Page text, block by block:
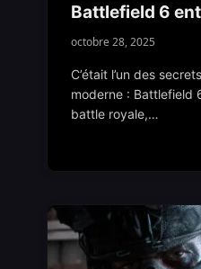
Battlefield 6
octobre 28, 2025
C’était l’un des
moderne : Battlefield
battle royale,…